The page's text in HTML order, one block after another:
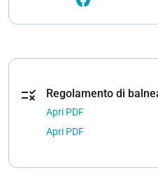
rule Regolamento di
Apri PDF
Apri PDF